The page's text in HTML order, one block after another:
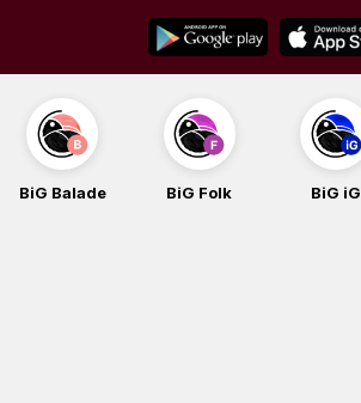
content
BiG Balade BiG Folk BiG iG